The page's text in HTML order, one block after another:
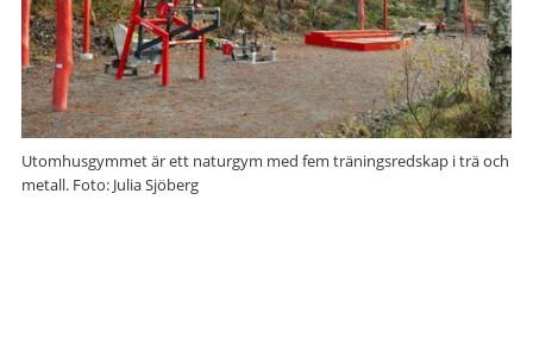
Utomhusgymmet är ett naturgym med fem träningsredskap i trä och
metall. Foto: Julia Sjöberg